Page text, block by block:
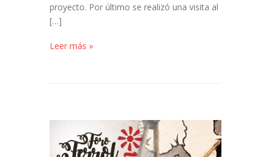
proyecto. Por último se realizó una visita al
[…]
Leer más »